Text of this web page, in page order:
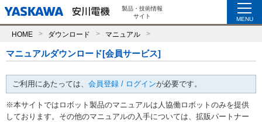
製品・技術情報
サイト
MENU
HOME ダウンロード マニュアル
マニュアルダウンロード[会員サービス]
ご利用にあたっては、 会員登録 / ログインが必要です。
※本サイトではロボット製品のマニュアルは人協働ロボットのみを提供
しております。その他のマニュアルの入手については、拡販パートナー